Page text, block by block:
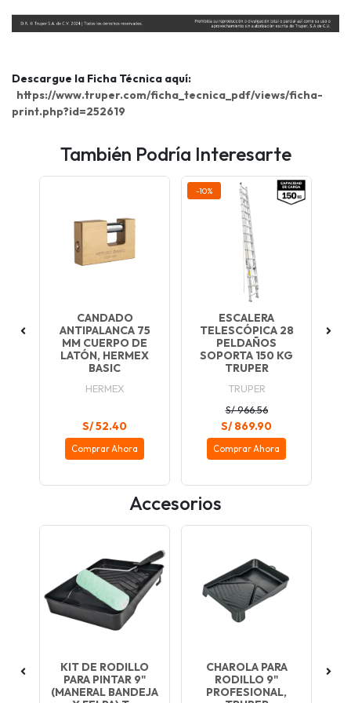
Descargue la Ficha Técnica aquí:
https://www.truper.com/ficha_tecnica_pdf/views/ficha-
print.php?id=252619
También Podría Interesarte
CANDADO
ANTIPALANCA 75
MM CUERPO DE
LATÓN, HERMEX
BASIC
HERMEX
S/ 52.40
Comprar Ahora
-10%
ESCALERA
TELESCÓPICA 28
PELDAÑOS
SOPORTA 150 KG
TRUPER
TRUPER
S/ 966.56
S/ 869.90
Comprar Ahora
Accesorios
KIT DE RODILLO
PARA PINTAR 9"
(MANERAL BANDEJA
CHAROLA PARA
RODILLO 9"
PROFESIONAL,